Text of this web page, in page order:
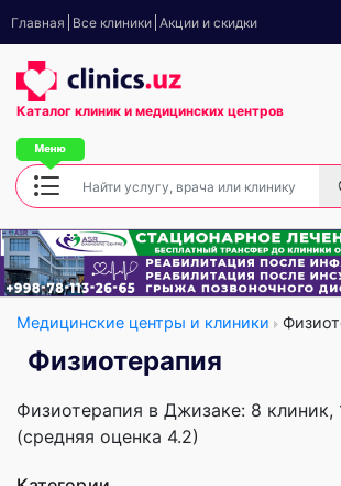
Главная Все клиники Акции и скидки
Каталог клиник и медицинских центров
Медицинские центры и клиники
Физиотерапия
Физиотерапия в Джизаке: 8 клиник,
(средняя оценка 4.2)